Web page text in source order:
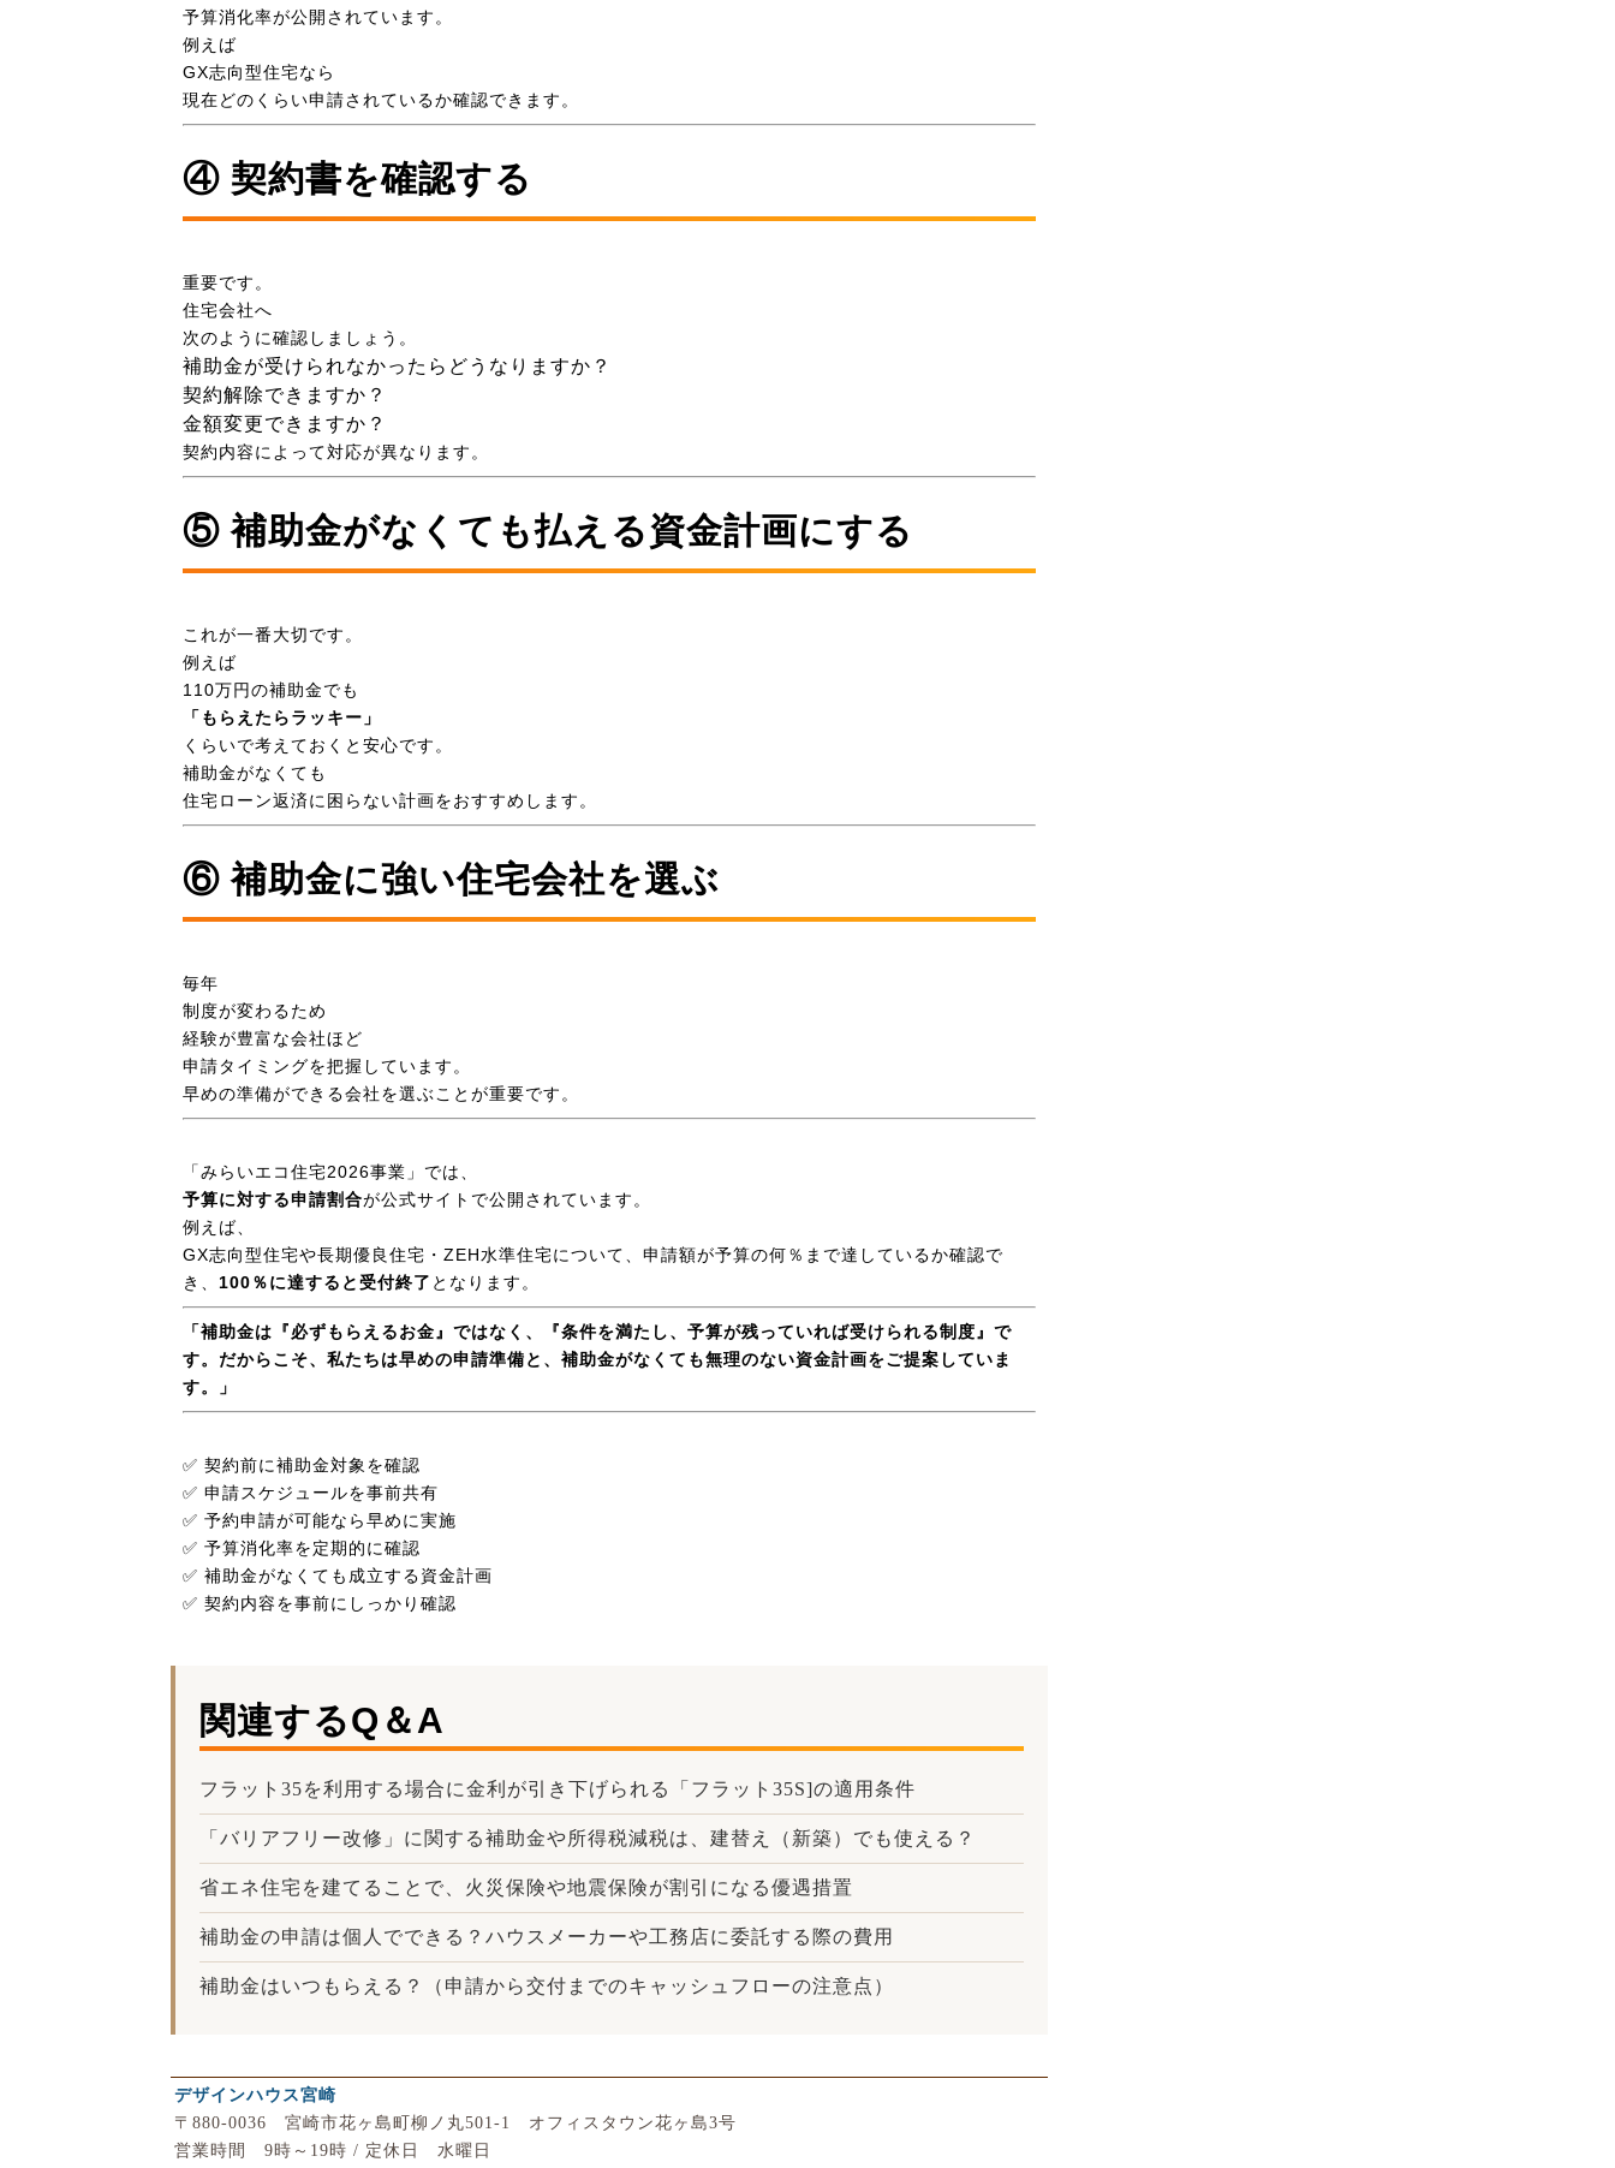
予算消化率が公開されています。
例えば
GX志向型住宅なら
現在どのくらい申請されているか確認できます。
④ 契約書を確認する
重要です。
住宅会社へ
次のように確認しましょう。
補助金が受けられなかったらどうなりますか？
契約解除できますか？
金額変更できますか？
契約内容によって対応が異なります。
⑤ 補助金がなくても払える資金計画にする
これが一番大切です。
例えば
110万円の補助金でも
「もらえたらラッキー」
くらいで考えておくと安心です。
補助金がなくても
住宅ローン返済に困らない計画をおすすめします。
⑥ 補助金に強い住宅会社を選ぶ
毎年
制度が変わるため
経験が豊富な会社ほど
申請タイミングを把握しています。
早めの準備ができる会社を選ぶことが重要です。
「みらいエコ住宅2026事業」では、
予算に対する申請割合が公式サイトで公開されています。
例えば、
GX志向型住宅や長期優良住宅・ZEH水準住宅について、申請額が予算の何％まで達しているか確認で
き、 100％に達すると受付終了 となります。
「補助金は『必ずもらえるお金』ではなく、『条件を満たし、予算が残っていれば受けられる制度』で
す。だからこそ、私たちは早めの申請準備と、補助金がなくても無理のない資金計画をご提案していま
す。」
✅ 契約前に補助金対象を確認
✅ 申請スケジュールを事前共有
✅ 予約申請が可能なら早めに実施
✅ 予算消化率を定期的に確認
✅ 補助金がなくても成立する資金計画
✅ 契約内容を事前にしっかり確認
関連するQ＆A
フラット35を利用する場合に金利が引き下げられる「フラット35S]の適用条件
「バリアフリー改修」に関する補助金や所得税減税は、建替え（新築）でも使える？
省エネ住宅を建てることで、火災保険や地震保険が割引になる優遇措置
補助金の申請は個人でできる？ハウスメーカーや工務店に委託する際の費用
補助金はいつもらえる？（申請から交付までのキャッシュフローの注意点）
デザインハウス宮崎
〒880-0036 宮崎市花ヶ島町柳ノ丸501-1 オフィスタウン花ヶ島3号
営業時間 9時～19時 / 定休日 水曜日